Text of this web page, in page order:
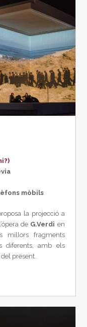
mòbils
la projecció a
de G.Verdi en
millors fragments
diferents, amb els
present.